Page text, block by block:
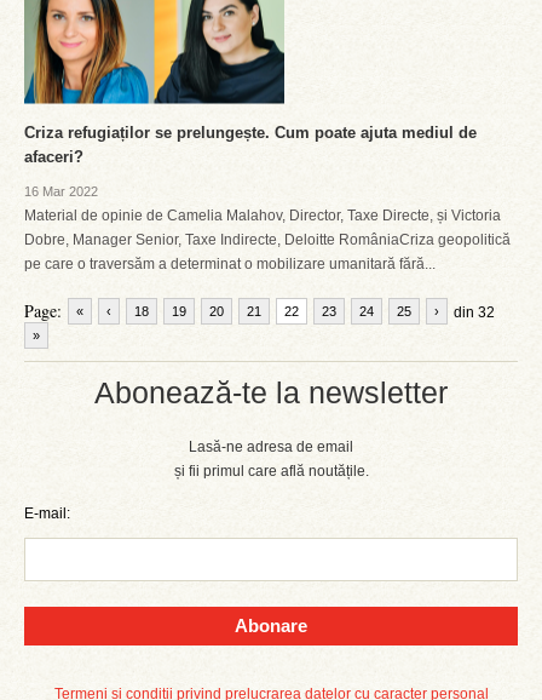
Abonează-te la newsletter
Lasă-ne adresa de email
și fii primul care află noutățile.
E-mail:
Abonare
Termeni și condiții privind prelucrarea datelor cu caracter personal
Criza refugiaților se prelungește. Cum poate ajuta mediul de
afaceri?
16 Mar 2022
Material de opinie de Camelia Malahov, Director, Taxe Directe, și Victoria
Dobre, Manager Senior, Taxe Indirecte, Deloitte RomâniaCriza geopolitică
pe care o traversăm a determinat o mobilizare umanitară fără...
Page: « ‹ 18 19 20 21 22 23 24 25 din 32
›
»